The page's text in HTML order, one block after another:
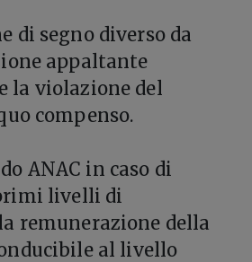
di segno diverso da
appaltante
la violazione del
compenso.
ANAC in caso di
livelli di
remunerazione della
al livello